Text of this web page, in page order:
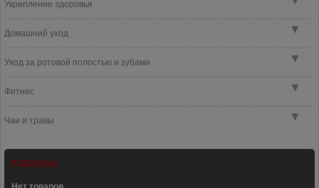
Укрепление здоровья
▼
Домашний уход
▼
Уход за ротовой полостью и зубами
▼
Фитнес
▼
Чаи и травы
Корзина